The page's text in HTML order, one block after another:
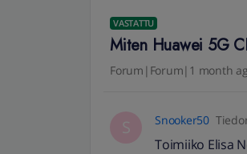
VASTATTU
Miten Huawei 5G
Forum|Forum|1 month
S Snooker50
Toimiiko Elisa